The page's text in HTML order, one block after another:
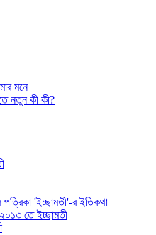
মনে
নতুন কী কী?
'ইচ্ছামতী'-র ইতিকথা
তে ইচ্ছামতী